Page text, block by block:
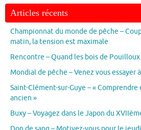
Articles récents
Championnat du monde de pêche –
matin, la tension est maximale
Rencontre – Quand les bois de
Mondial de pêche – Venez vous essayer
Saint-Clément-sur-Guye – «
ancien »
Buxy – Voyagez dans le Japon du